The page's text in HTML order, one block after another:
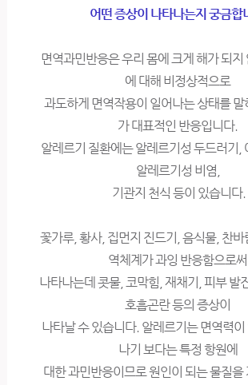
어떤 증상이 나타나는지 궁금합
면역과민반응은 우리 몸에 크게 해가 되지
에 대해 비정상적으로
과도하게 면역작용이 일어나는 상태를 말
가 대표적인 반응입니다.
알레르기 질환에는 알레르기성 두드러기,
알레르기성 비염,
기관지 천식 등이 있습니다.
꽃가루, 황사, 집먼지 진드기, 음식물, 찬바
역체계가 과잉 반응함으로써
나타나는데 콧물, 코막힘, 재채기, 피부 발
호흡곤란 등의 증상이
나타날 수 있습니다. 알레르기는 면역력
나기 보다는 특정 항원에
대한 과민반응이므로 원인이 되는 물질을